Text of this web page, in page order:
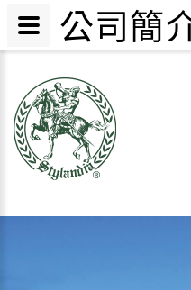
內
公司簡